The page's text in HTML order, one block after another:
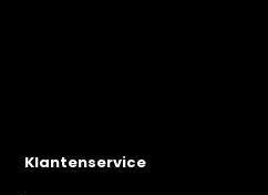
Klantenservice